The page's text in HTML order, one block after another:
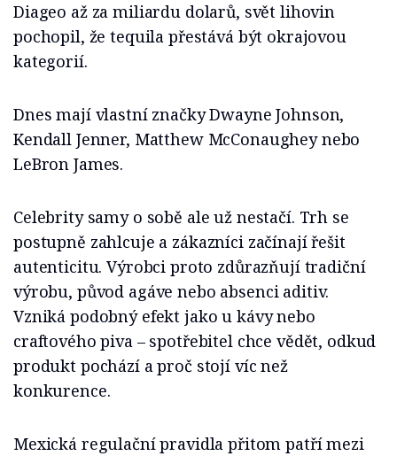
Diageo až za miliardu dolarů, svět lihovin
pochopil, že tequila přestává být okrajovou
kategorií.
Dnes mají vlastní značky Dwayne Johnson,
Kendall Jenner, Matthew McConaughey nebo
LeBron James.
Celebrity samy o sobě ale už nestačí. Trh se
postupně zahlcuje a zákazníci začínají řešit
autenticitu. Výrobci proto zdůrazňují tradiční
výrobu, původ agáve nebo absenci aditiv.
Vzniká podobný efekt jako u kávy nebo
craftového piva – spotřebitel chce vědět, odkud
produkt pochází a proč stojí víc než
konkurence.
Mexická regulační pravidla přitom patří mezi